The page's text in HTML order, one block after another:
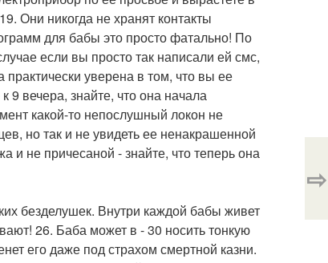
Они никогда не хранят контакты
для бабы это просто фатально! По
если вы просто так написали ей смс,
уверена в том, что вы ее
9 вечера, знайте, что она начала
какой-то непослушный локон не
но так и не увидеть ее ненакрашенной
и не причесаной - знайте, что теперь она
безделушек. Внутри каждой бабы живет
26. Баба может в - 30 носить тонкую
его даже под страхом смертной казни.
⇨